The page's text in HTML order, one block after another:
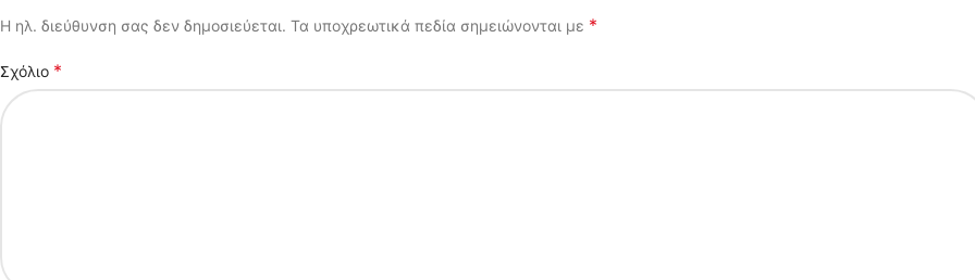
Η ηλ. διεύθυνση σας δεν δημοσιεύεται. Τα υποχρεωτικά πεδία σημειώνονται με *
Σχόλιο *